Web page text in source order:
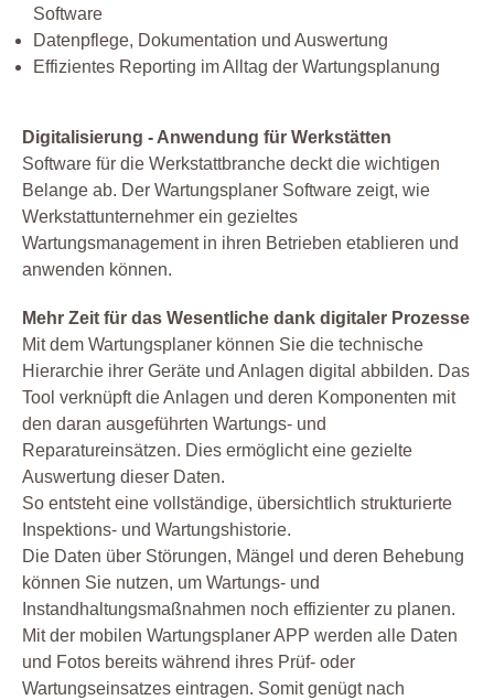
Software
Datenpflege, Dokumentation und Auswertung
Effizientes Reporting im Alltag der Wartungsplanung
Digitalisierung - Anwendung für Werkstätten
Software für die Werkstattbranche deckt die wichtigen
Belange ab. Der Wartungsplaner Software zeigt, wie
Werkstattunternehmer ein gezieltes
Wartungsmanagement in ihren Betrieben etablieren und
anwenden können.
Mehr Zeit für das Wesentliche dank digitaler Prozesse
Mit dem Wartungsplaner können Sie die technische
Hierarchie ihrer Geräte und Anlagen digital abbilden. Das
Tool verknüpft die Anlagen und deren Komponenten mit
den daran ausgeführten Wartungs- und
Reparatureinsätzen. Dies ermöglicht eine gezielte
Auswertung dieser Daten.
So entsteht eine vollständige, übersichtlich strukturierte
Inspektions- und Wartungshistorie.
Die Daten über Störungen, Mängel und deren Behebung
können Sie nutzen, um Wartungs- und
Instandhaltungsmaßnahmen noch effizienter zu planen.
Mit der mobilen Wartungsplaner APP werden alle Daten
und Fotos bereits während ihres Prüf- oder
Wartungseinsatzes eintragen. Somit genügt nach